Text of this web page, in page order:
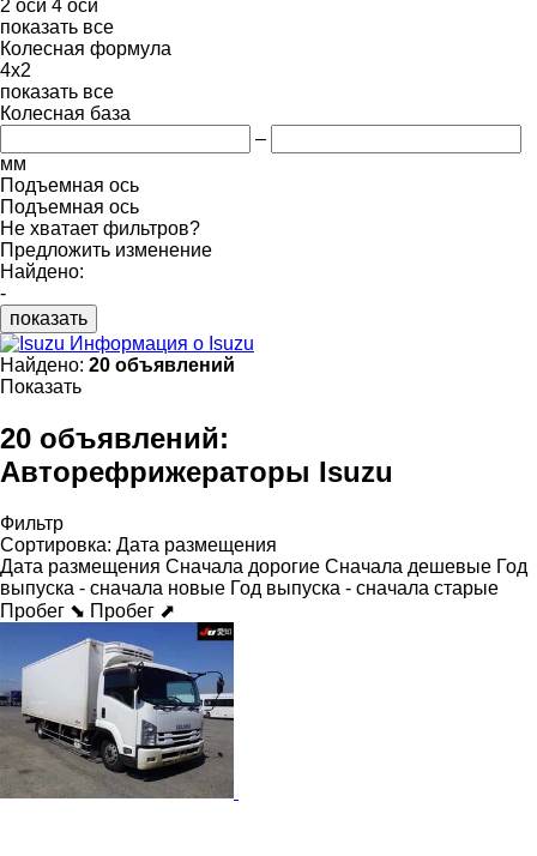
2 оси 4 оси
показать все
Колесная формула
4x2
показать все
Колесная база
–
мм
Подъемная ось
Подъемная ось
Не хватает фильтров?
Предложить изменение
Найдено:
-
показать
Информация о Isuzu
Найдено: 20 объявлений
Показать
20 объявлений:
Авторефрижераторы Isuzu
Фильтр
Сортировка: Дата размещения
Дата размещения Сначала дорогие Сначала дешевые Год
выпуска - сначала новые Год выпуска - сначала старые
Пробег ⬊ Пробег ⬈